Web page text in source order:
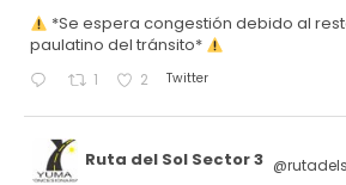
*Se espera congestión debido al
paulatino del tránsito*
1 2 Twitter
Ruta del Sol Sector 3